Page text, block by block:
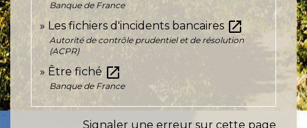
Banque de France
Les fichiers d'incidents bancaires open_in_new
Autorité de contrôle prudentiel et de résolution
(ACPR)
Être fiché open_in_new
Banque de France
Signaler une erreur sur cette page